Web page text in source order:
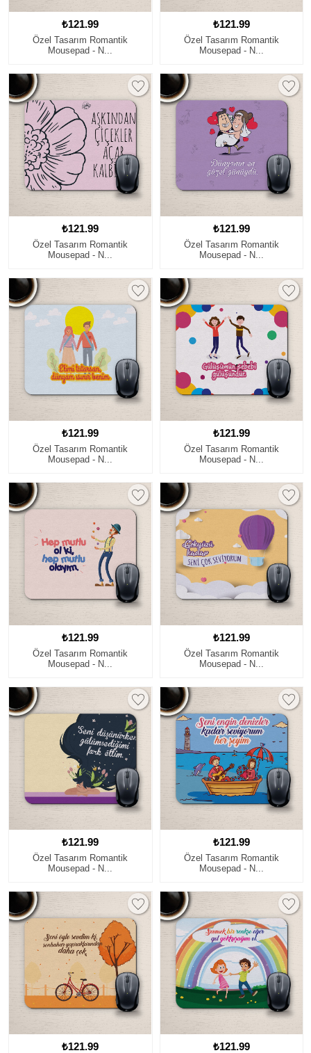
₺121.99
Özel Tasarım Romantik
Mousepad - N...
₺121.99
Özel Tasarım Romantik
Mousepad - N...
₺121.99
Özel Tasarım Romantik
Mousepad - N...
₺121.99
Özel Tasarım Romantik
Mousepad - N...
₺121.99
Özel Tasarım Romantik
Mousepad - N...
₺121.99
Özel Tasarım Romantik
Mousepad - N...
₺121.99
Özel Tasarım Romantik
Mousepad - N...
₺121.99
Özel Tasarım Romantik
Mousepad - N...
₺121.99
Özel Tasarım Romantik
Mousepad - N...
₺121.99
Özel Tasarım Romantik
Mousepad - N...
₺121.99 ₺121.99